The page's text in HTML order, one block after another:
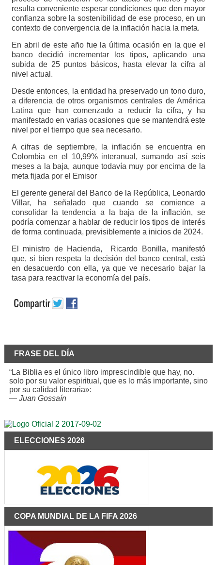
resulta conveniente esperar condiciones que den mayor
confianza sobre la sostenibilidad de ese proceso, en un
contexto de convergencia de la inflación hacia la meta.
En abril de este año fue la última ocasión en la que el
banco decidió incrementar los tipos, aplicando una
subida de 25 puntos básicos, hasta elevar la cifra al
nivel actual.
Desde entonces, la entidad ha preservado un tono duro,
a diferencia de otros organismos centrales de América
Latina que han comenzado a reducir la cifra, y ha
manifestado en varias ocasiones que se mantendrá este
nivel por el tiempo que sea necesario.
A cifras de septiembre, la inflación se encuentra en
Colombia en el 10,99% interanual, sumando así seis
meses a la baja, aunque todavía muy por encima de la
meta fijada por el Emisor
El gerente general del Banco de la República, Leonardo
Villar, ha señalado que cuando se comience a
consolidar la tendencia a la baja de la inflación, se
podría comenzar a hablar de reducir los tipos de interés
de forma continuada, previsiblemente a inicios de 2024.
El ministro de Hacienda, Ricardo Bonilla, manifestó
que, si bien respeta la decisión del banco central, está
en desacuerdo con ella, ya que ve necesario bajar la
tasa para reactivar la economía del país.
FRASE DEL DÍA
“La Biblia es el único libro imprescindible que hay, no.
solo por su valor espiritual, que es lo más importante, sino
por su calidad literaria»:
— Juan Gossaín
ELECCIONES 2026
COPA MUNDIAL DE LA FIFA 2026